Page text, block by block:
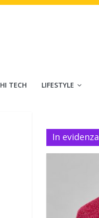
HI TECH LIFESTYLE
In evidenza